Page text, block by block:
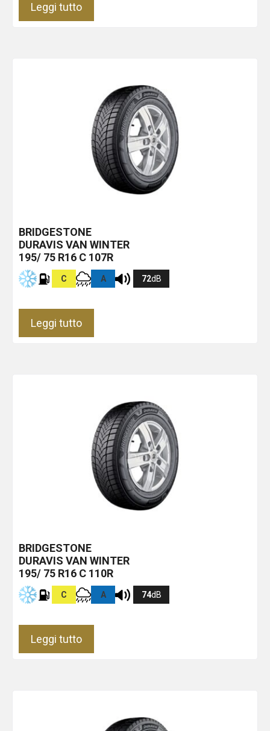
Leggi tutto
BRIDGESTONE
DURAVIS VAN WINTER
195/ 75 R16 C 107R
C A 72dB
Leggi tutto
BRIDGESTONE
DURAVIS VAN WINTER
195/ 75 R16 C 110R
C A 74dB
Leggi tutto